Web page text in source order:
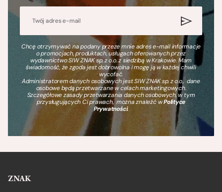
Chcę otrzymywać na podany przeze mnie adres e-mail informacje
o promocjach, produktach, usługach oferowanych przez
wydawnictwo SIW ZNAK sp. z o.o. z siedzibą w Krakowie. Mam
świadomość, że zgoda jest dobrowolna i mogę ją w każdej chwili
wycofać.
Administratorem danych osobowych jest SIW ZNAK sp. z o.o., dane
osobowe będą przetwarzane w celach marketingowych.
Szczegółowe zasady przetwarzania danych osobowych, w tym
przysługujących Ci prawach, można znaleźć wPolityce
Prywatności.
ZNAK